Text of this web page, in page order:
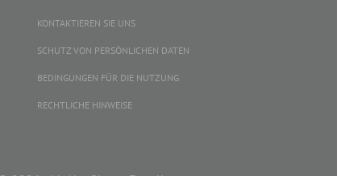
KONTAKTIEREN SIE UNS
SCHUTZ VON PERSÖNLICHEN DATEN
BEDINGUNGEN FÜR DIE NUTZUNG
RECHTLICHE HINWEISE